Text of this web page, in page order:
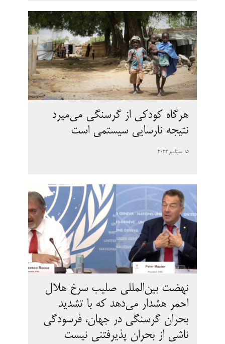
هرگاه کودکی از گرسنگی می‌میرد
نتیجه نارسایی سیستمی است
15 سپتامبر 2022
نهضت بین‌المللی صلیب سرخ هلال
احمر هشدار می‌دهد که با تشدید
بحران گرسنگی در جهان، فرسودگی
ناشی از بحران پذیرفتنی نیست